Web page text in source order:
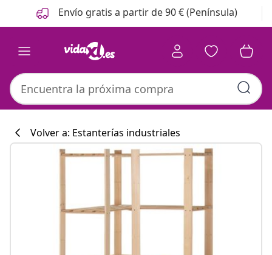
Anterior
Siguiente Envío gratis a partir de 90 € (Península)
Volver a: Estanterías industriales